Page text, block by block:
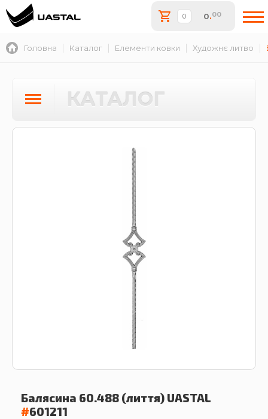
0.00
Головна Каталог Елементи ковки Художнє литво
КАТАЛОГ
Балясина 60.488 (лиття) UASTAL
#601211